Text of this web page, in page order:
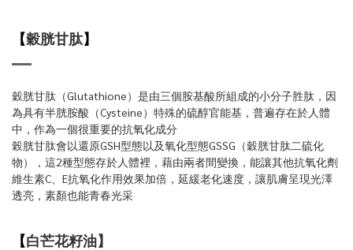
【穀胱甘肽】
穀胱甘肽（Glutathione）是由三個胺基酸所組成的小分子胜肽，因
為具有半胱胺酸（Cysteine）特殊的硫醇官能基，普遍存在於人體
中，作為一個很重要的抗氧化成分
榖胱甘肽會以還原GSH型態以及氧化型態GSSG（穀胱甘肽二硫化
物），這2種型態存於人體裡，藉由兩者間變換，能讓其他抗氧化劑
維生素C、E抗氧化作用效果加倍，延緩老化速度，讓肌膚呈現光澤
透亮，素顏也能青春光采
【白芒花籽油】